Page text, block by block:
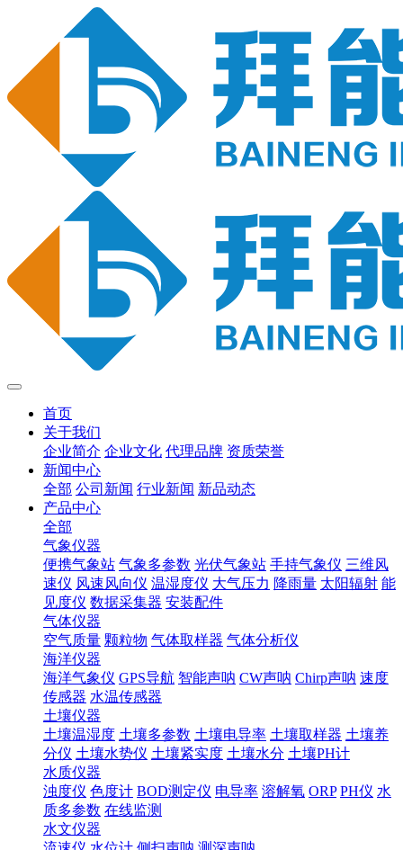
首页
关于我们
企业简介 企业文化 代理品牌 资质荣誉
新闻中心
全部 公司新闻 行业新闻 新品动态
产品中心
全部
气象仪器
便携气象站 气象多参数 光伏气象站 手持气象仪 三维风
速仪 风速风向仪 温湿度仪 大气压力 降雨量 太阳辐射 能
见度仪 数据采集器 安装配件
气体仪器
空气质量 颗粒物 气体取样器 气体分析仪
海洋仪器
海洋气象仪 GPS导航 智能声呐 CW声呐 Chirp声呐 速度
传感器 水温传感器
土壤仪器
土壤温湿度 土壤多参数 土壤电导率 土壤取样器 土壤养
分仪 土壤水势仪 土壤紧实度 土壤水分 土壤PH计
水质仪器
浊度仪 色度计 BOD测定仪 电导率 溶解氧 ORP PH仪 水
质多参数 在线监测
水文仪器